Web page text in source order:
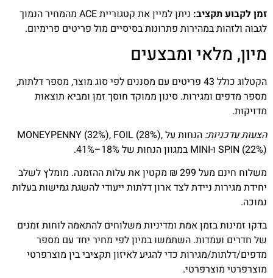
זמן לקבוע תקציב:
ניתן למיין את קטגוריית ACE מהמחיר הנמוך
לגבוה ולזהות במהירות פתרונות בסיסיים מול פריטים פרימיום.
מיון, מלאי ומבצעים
הקטלוג כולל 43 פריטים עם מסננים לפי סוג מוצר, מספר דלתות,
מספר מדפים ומגירות. סינון ממוקד חוסך זמן ומביא תוצאות
מדויקות.
הצעות עדכניות:
הנחות על MONEYPENNY (32%), FOIL (28%),
SPIN (22%) ו-MINI במגוון הנחות של 18%–41%.
משלוח חינם מעל 299 ₪ מקטין את עלות ההזמנה. מומלץ לשלב
יחידת מגירות ניידת לצד ארון דלתות ייעודי להשגת גמישות בעלות
נמוכה.
בדקו זמינות בזמן אמת ומדיניות משלוחים להתאמה לוחות זמנים
של חדרים ועמדות. השתמשו במיון לפי מחיר יחד עם מספר
מדפים/דלתות/מגירות כדי להגיע לאיזון תקציבי בין מוצרפרטי
מוצרפרטי מוצרפרטי.